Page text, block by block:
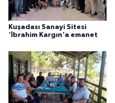
Kuşadası Sanayi Sitesi
'İbrahim Kargın'a emanet